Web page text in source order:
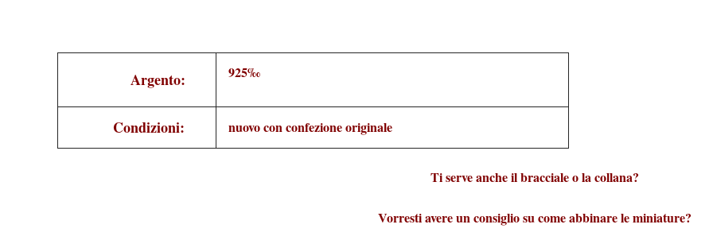
Argento: 925‰
Condizioni: nuovo con confezione originale
Ti serve anche il bracciale o la collana?
Vorresti avere un consiglio su come abbinare le miniature?